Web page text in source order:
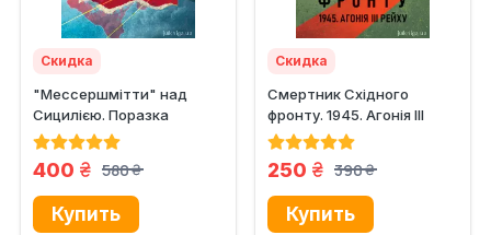
Скидка
"Мессершмітти" над
Сицилією. Поразка
люфтваффе на
580
грн.
400 грн.
Скидка
Смертник Східного
фронту. 1945. Агонія III
Рейху
390
грн.
250 грн.